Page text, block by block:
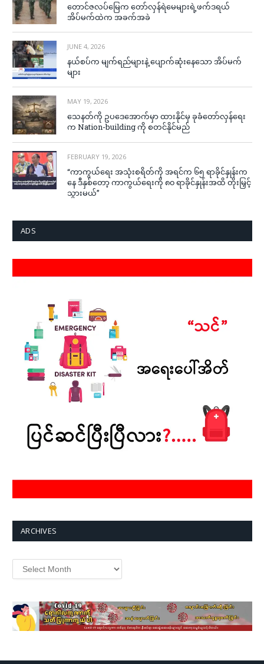
တောင်ဇလပ်မြေက တော်လှန်ရဲမေများရဲ့ဖက်ဒရယ်
အိပ်မက်ထဲက အခက်အခဲ
JUNE 4, 2026
နယ်စပ်က မျက်ရည်များနဲ့ ပျောက်ဆုံးနေသော အိပ်မက်
များ
MAY 19, 2026
သေနတ်ကို ဥပဒေအောက်မှာ ထားနိုင်မှ ခုခံတော်လှန်ရေး
က Nation-building ကို စတင်နိုင်မည်
FEBRUARY 19, 2026
“ကာကွယ်ရေး အသုံးစရိတ်ကို အရင်က ၆၅ ရာခိုင်နှုန်းက
နေ ဒီနှစ်တော့ ကာကွယ်ရေးကို ၈၀ ရာခိုင်နှုန်းအထိ တိုးမြှင့်
သွားမယ်”
ADS
ARCHIVES
Archives